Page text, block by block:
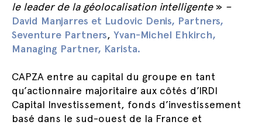
le leader de la géolocalisation intelligente» –
David Manjarres et Ludovic Denis, Partners,
Seventure Partners, Yvan-Michel Ehkirch,
Managing Partner, Karista.
CAPZA entre au capital du groupe en tant
qu’actionnaire majoritaire aux côtés d’IRDI
Capital Investissement, fonds d’investissement
basé dans le sud-ouest de la France et